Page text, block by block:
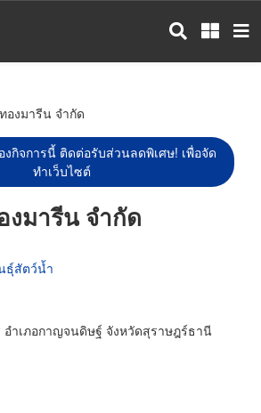
องมารีน จำกัด
กิจการนี้ ติดต่อรับส่วนลดพิเศษ! เพื่อจัด
ทำเว็บไซต์
มารีน จำกัด
ธุ์สัตว์น้ำ
ำเภอกาญจนดิษฐ์ จังหวัดสุราษฎร์ธานี